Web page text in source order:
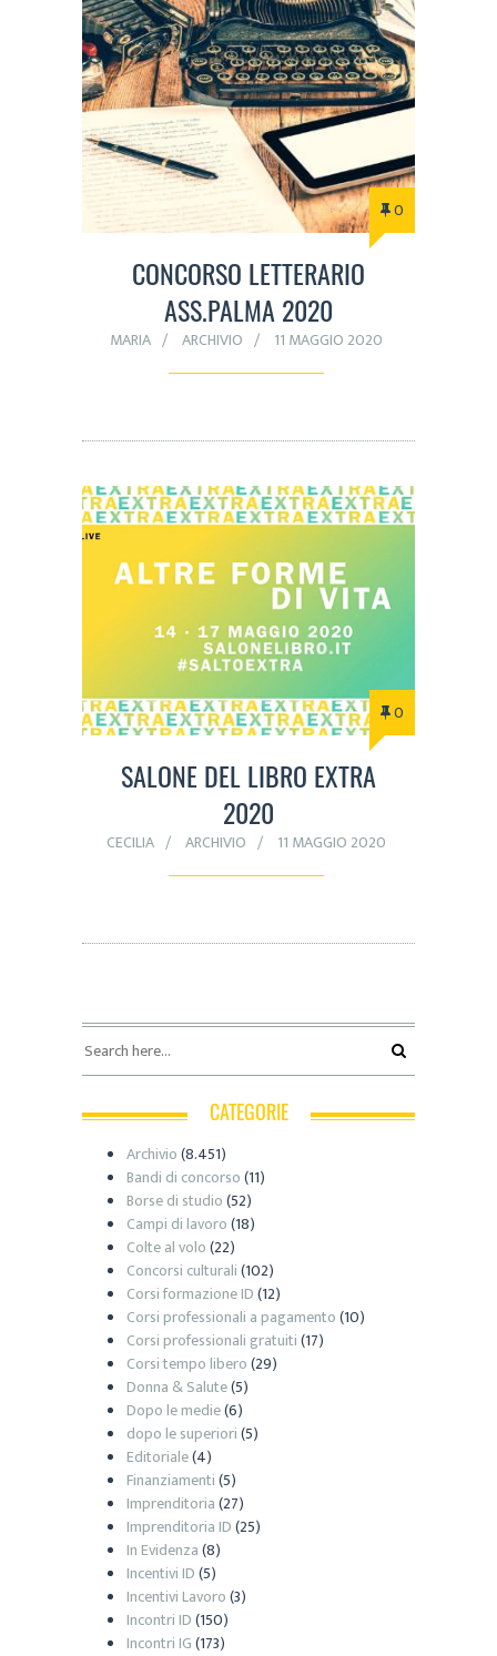
0
CONCORSO LETTERARIO
ASS.PALMA 2020
MARIA ARCHIVIO 11 MAGGIO 2020
0
SALONE DEL LIBRO EXTRA
2020
CECILIA ARCHIVIO 11 MAGGIO 2020
CATEGORIE
Archivio(8.451)
Bandi di concorso(11)
Borse di studio(52)
Campi di lavoro(18)
Colte al volo(22)
Concorsi culturali(102)
Corsi formazione ID(12)
Corsi professionali a pagamento(10)
Corsi professionali gratuiti(17)
Corsi tempo libero(29)
Donna & Salute(5)
Dopo le medie(6)
dopo le superiori(5)
Editoriale(4)
Finanziamenti(5)
Imprenditoria(27)
Imprenditoria ID(25)
In Evidenza(8)
Incentivi ID(5)
Incentivi Lavoro(3)
Incontri ID(150)
Incontri IG(173)